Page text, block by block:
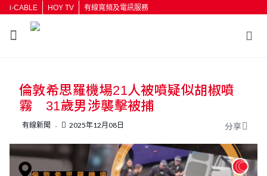
i-CABLE HOY TV 有線寬頻及電訊服務
按輸入鍵開始搜尋
倫敦希思羅機場21人被噴疑似胡椒噴
霧 31歲男涉襲擊被捕
有線新聞 2025年12月08日 分享